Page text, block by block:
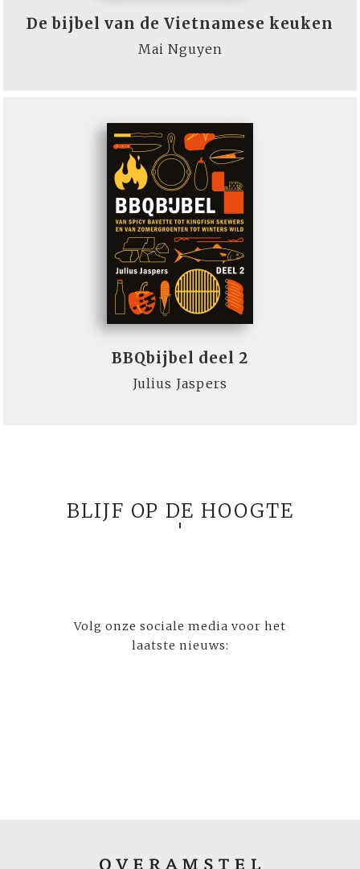
De bijbel van de Vietnamese keuken
Mai Nguyen
BBQbijbel deel 2
Julius Jaspers
BLIJF OP DE HOOGTE
Volg onze sociale media voor het
laatste nieuws: